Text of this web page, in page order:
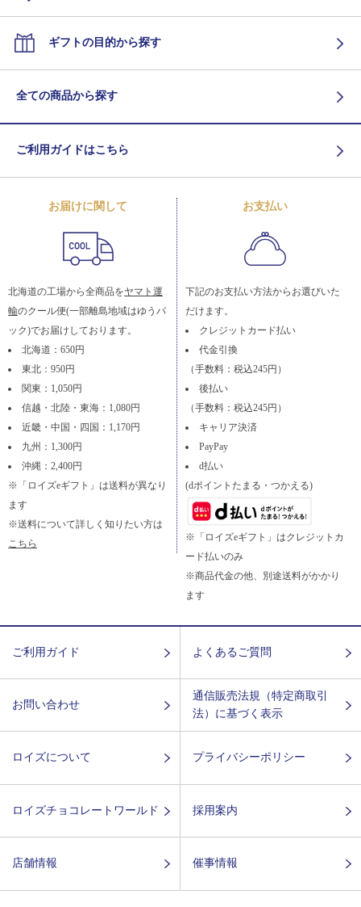
ギフトの目的から探す
全ての商品から探す
ご利用ガイドはこちら
お届けに関して
北海道の工場から全商品をヤマト運
輸のクール便(一部離島地域はゆうパ
ック)でお届けしております。
北海道：650円
東北：950円
関東：1,050円
信越・北陸・東海：1,080円
近畿・中国・四国：1,170円
九州：1,300円
沖縄：2,400円
※「ロイズeギフト」は送料が異なり
ます
※送料について詳しく知りたい方は
こちら
お支払い
下記のお支払い方法からお選びいた
だけます。
クレジットカード払い
代金引換
（手数料：税込245円）
後払い
（手数料：税込245円）
キャリア決済
PayPay
d払い
(dポイントたまる・つかえる)
※「ロイズeギフト」はクレジットカ
ード払いのみ
※商品代金の他、別途送料がかかり
ます
ご利用ガイド よくあるご質問
お問い合わせ
通信販売法規（特定商取引
法）に基づく表示
ロイズについて プライバシーポリシー
ロイズチョコレートワールド 採用案内
店舗情報 催事情報